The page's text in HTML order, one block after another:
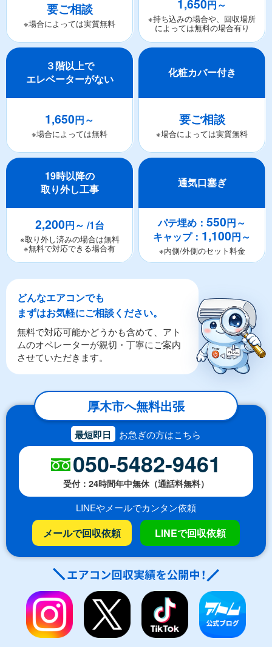
要ご相談
※場合によっては実質無料
1,650円～
※持ち込みの場合や、回収場所
によっては無料の場合有り
３階以上で
エレベーターがない
1,650円～
※場合によっては無料
化粧カバー付き
要ご相談
※場合によっては実質無料
19時以降の
取り外し工事
2,200円～ /1台
※取り外し済みの場合は無料
※無料で対応できる場合有
通気口塞ぎ
パテ埋め：550円～
キャップ： 1,100円～
※内側/外側のセット料金
どんなエアコンでも
まずはお気軽にご相談ください。
無料で対応可能かどうかも含めて、アト
ムのオペレーターが親切・丁寧にご案内
させていただきます。
厚木市へ無料出張
最短即日 お急ぎの方はこちら
050-5482-9461
受付：24時間年中無休（通話料無料）
LINEやメールでカンタン依頼
メールで回収依頼 LINEで回収依頼